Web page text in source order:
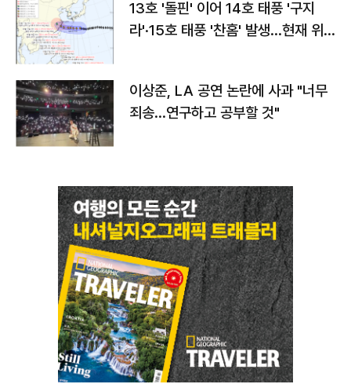
13호 '돌핀' 이어 14호 태풍 '구지
라'·15호 태풍 '찬홈' 발생…현재 위
이상준, LA 공연 논란에 사과 "너무
죄송…연구하고 공부할 것"